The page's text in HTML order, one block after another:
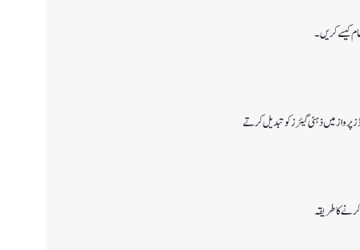
کیسے کریں۔
میں ذہنی گیئرز کو تبدیل کرتے
کا طریقہ